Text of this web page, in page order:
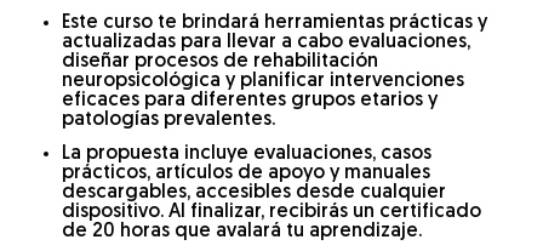
Este curso te brindará herramientas prácticas y
actualizadas para llevar a cabo evaluaciones,
diseñar procesos de rehabilitación
neuropsicológica y planificar intervenciones
eficaces para diferentes grupos etarios y
patologías prevalentes.
La propuesta incluye evaluaciones, casos
prácticos, artículos de apoyo y manuales
descargables, accesibles desde cualquier
dispositivo. Al finalizar, recibirás un certificado
de 20 horas que avalará tu aprendizaje.